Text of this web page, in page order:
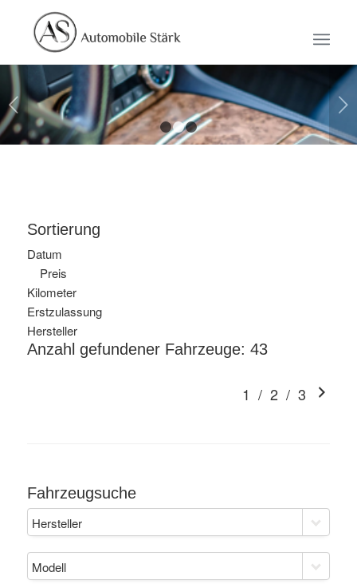
Weiter
1 2 3
Sortierung
Datum
Preis
Kilometer
Erstzulassung
Hersteller
Anzahl gefundener Fahrzeuge: 43
1 / 2 / 3
Fahrzeugsuche
Hersteller
Modell